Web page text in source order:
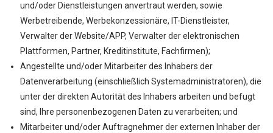
und/oder Dienstleistungen anvertraut werden, sowie
Werbetreibende, Werbekonzessionäre, IT-Dienstleister,
Verwalter der Website/APP, Verwalter der elektronischen
Plattformen, Partner, Kreditinstitute, Fachfirmen);
Angestellte und/oder Mitarbeiter des Inhabers der
Datenverarbeitung (einschließlich Systemadministratoren), die
unter der direkten Autorität des Inhabers arbeiten und befugt
sind, Ihre personenbezogenen Daten zu verarbeiten; und
Mitarbeiter und/oder Auftragnehmer der externen Inhaber der